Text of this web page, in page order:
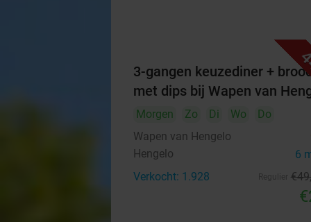
3-gangen keuzediner +
met dips bij Wapen van
Morgen Zo Di Wo
Do
Wapen van Hengelo
Hengelo 6
Verkocht: 1.928 €49